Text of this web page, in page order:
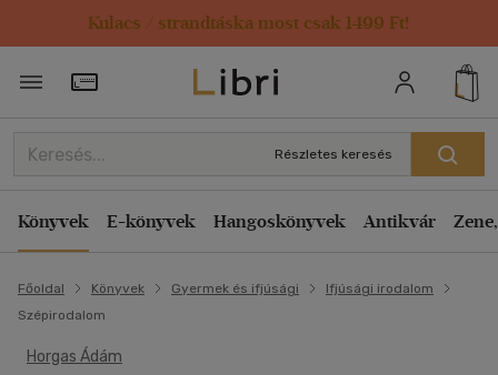
Kulacs / strandtáska most csak 1499 Ft!
Törzsvásárlói Kártya adatai
Részletes keresés
Könyvek E-könyvek Hangoskönyvek Antikvár
Főoldal Könyvek Gyermek és ifjúsági
Ifjúsági irodalom
Szépirodalom
Horgas Ádám